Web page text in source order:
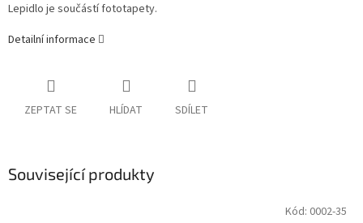
Lepidlo je součástí fototapety.
Detailní informace
ZEPTAT SE HLÍDAT SDÍLET
Související produkty
Kód: 0002-35